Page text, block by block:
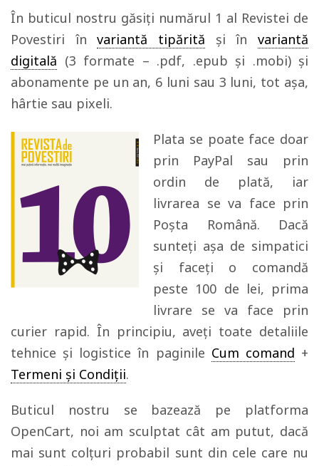
În buticul nostru găsiți numărul 1 al Revistei de
Povestiri învariantă tipărită și învariantă
digitală (3 formate – .pdf, .epub și .mobi) și
abonamente pe un an, 6 luni sau 3 luni, tot așa,
hârtie sau pixeli.
Plata se poate face doar
prin PayPal sau prin
ordin de plată, iar
livrarea se va face prin
Poșta Română. Dacă
sunteți așa de simpatici
și faceți o comandă
peste 100 de lei, prima
livrare se va face prin
curier rapid. În principiu, aveți toate detaliile
tehnice și logistice în paginile Cum comand +
Termeni și Condiții.
Buticul nostru se bazează pe platforma
OpenCart, noi am sculptat cât am putut, dacă
mai sunt colțuri probabil sunt din cele care nu